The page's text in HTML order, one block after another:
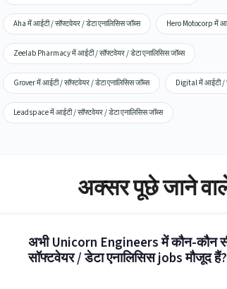
Aha में आईटी / सॉफ्टवेयर / डेटा एनालिसिस जॉब्स Hero Motocorp में
Zeelab Pharmacy में आईटी / सॉफ्टवेयर / डेटा एनालिसिस जॉब्स
Grover में आईटी / सॉफ्टवेयर / डेटा एनालिसिस जॉब्स Digital में आईटी /
Leadspace में आईटी / सॉफ्टवेयर / डेटा एनालिसिस जॉब्स
अक्सर पूछे जाने
अभी Unicorn Engineers में कौन-कौन
सॉफ्टवेयर / डेटा एनालिसिस jobs मौजूद हैं?